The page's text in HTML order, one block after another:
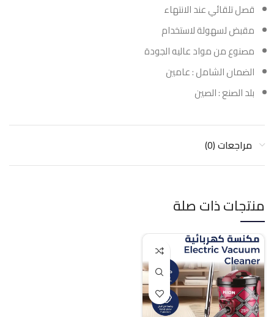
قصل تلقائي عند الانتهاء
مقبض لسهولة لاستخدام
مصنوع من مواد عاليه الجودة
الضمان الشامل : عامين
بلد الصنع : الصين
مراجعات (0)
منتجات ذات صلة